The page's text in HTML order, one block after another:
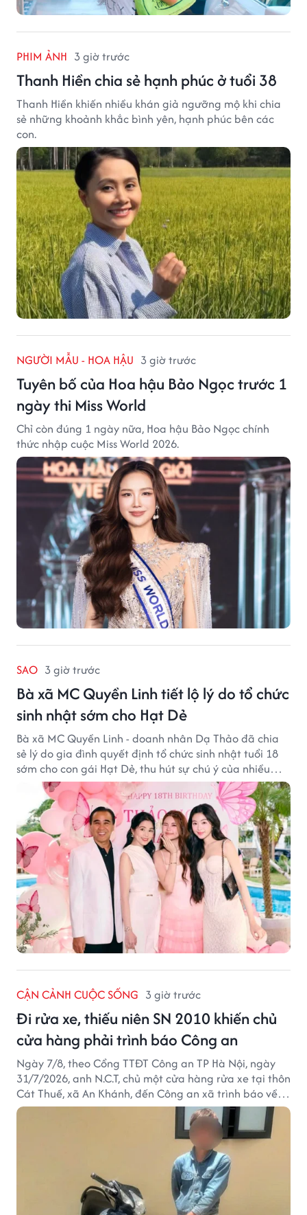
PHIM ẢNH 3 giờ trước
Thanh Hiền chia sẻ hạnh phúc ở tuổi 38
Thanh Hiền khiến nhiều khán giả ngưỡng mộ khi chia
sẻ những khoảnh khắc bình yên, hạnh phúc bên các
con.
NGƯỜI MẪU - HOA HẬU 3 giờ trước
Tuyên bố của Hoa hậu Bảo Ngọc trước 1
ngày thi Miss World
Chỉ còn đúng 1 ngày nữa, Hoa hậu Bảo Ngọc chính
thức nhập cuộc Miss World 2026.
SAO 3 giờ trước
Bà xã MC Quyền Linh tiết lộ lý do tổ chức
sinh nhật sớm cho Hạt Dẻ
Bà xã MC Quyền Linh - doanh nhân Dạ Thảo đã chia
sẻ lý do gia đình quyết định tổ chức sinh nhật tuổi 18
sớm cho con gái Hạt Dẻ, thu hút sự chú ý của nhiều
người hâm mộ.
CẬN CẢNH CUỘC SỐNG 3 giờ trước
Đi rửa xe, thiếu niên SN 2010 khiến chủ
cửa hàng phải trình báo Công an
Ngày 7/8, theo Cổng TTĐT Công an TP Hà Nội, ngày
31/7/2026, anh N.C.T, chủ một cửa hàng rửa xe tại thôn
Cát Thuế, xã An Khánh, đến Công an xã trình báo về
việc bị mất trộm chiếc xe máy Honda Wave. Trong cốp
xe còn có nhiều giấy tờ cá nhân và khoảng 1,2 triệu